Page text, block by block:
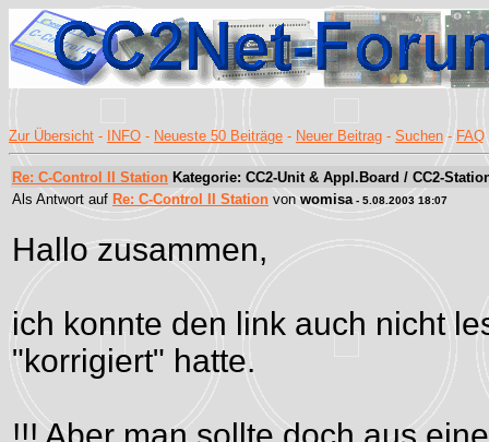
Zur Übersicht - INFO - Neueste 50 Beiträge - Neuer Beitrag - Suchen - FAQ
Re: C-Control II Station Kategorie: CC2-Unit & Appl.Board / CC2-
Als Antwort auf Re: C-Control II Station von womisa - 5.08.2003 18:07
Hallo zusammen,
ich konnte den link auch nicht
"korrigiert" hatte.